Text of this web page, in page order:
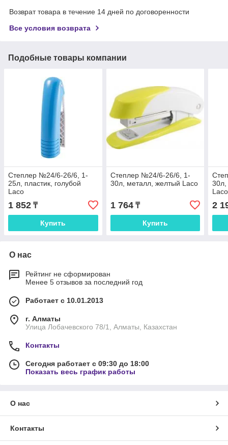
Возврат товара в течение 14 дней по договоренности
Все условия возврата
Подобные товары компании
Степлер №24/6-26/6, 1-
25л, пластик, голубой
Laco
1 852 ₸
Купить
Степлер №24/6-26/6, 1-
30л, металл, желтый Laco
1 764₸
Купить
30л,
Laco
2
О нас
Рейтинг не сформирован
Менее 5 отзывов за последний год
Работает с 10.01.2013
г. Алматы
Улица Лобачевского 78/1, Алматы, Казахстан
Контакты
Сегодня работает с 09:30 до 18:00
Показать весь график работы
О нас
Контакты